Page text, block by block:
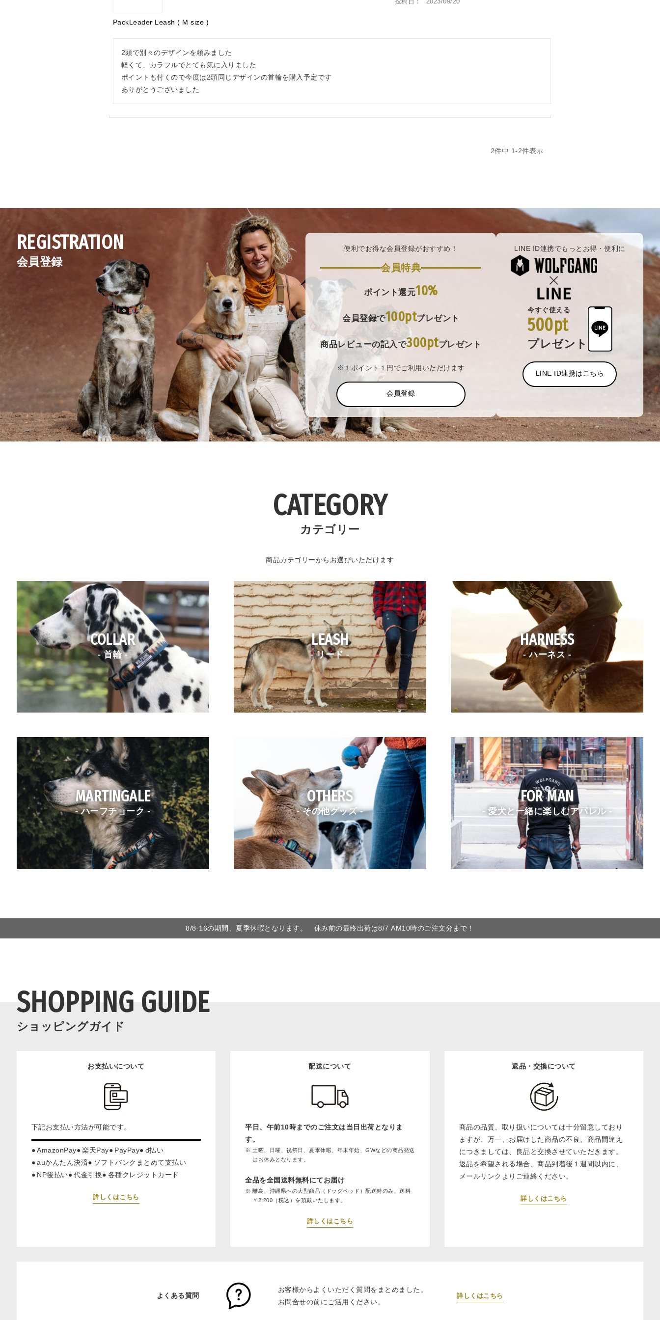
PackLeader Leash ( M size )
2頭で別々のデザインを頼みました
軽くて、カラフルでとても気に入りました
ポイントも付くので今度は2頭同じデザインの首輪を購入予定です
ありがとうございました
2件中 1-2件表示
REGISTRATION
会員登録
便利でお得な会員登録がおすすめ！
会員特典
ポイント還元10%
会員登録で100ptプレゼント
商品レビューの記入で300ptプレゼント
※１ポイント１円でご利用いただけます
会員登録
LINE ID連携でもっとお得・便利に
今すぐ使える
500pt
プレゼント
LINE ID連携はこちら
CATEGORY
カテゴリー
商品カテゴリーからお選びいただけます
COLLAR
- 首輪 -
LEASH
- リード -
HARNESS
- ハーネス -
MARTINGALE
- ハーフチョーク -
OTHERS
- その他グッズ -
FOR MAN
- 愛犬と一緒に楽しむアパレル -
8/8-16の期間、夏季休暇となります。 休み前の最終出荷は8/7 AM10時のご注文分まで！
SHOPPING GUIDE
ショッピングガイド
お支払いについて
下記お支払い方法が可能です。
AmazonPay 楽天Pay PayPay
d払い
auかんたん決済
ソフトバンクまとめて支払い
NP後払い
代金引換 各種クレジットカード
詳しくはこちら
配送について
平日、午前10時までのご注文は当日出荷となりま
す。
土曜、日曜、祝祭日、夏季休暇、年末年始、GWなどの商品発送
はお休みとなります。
全品を全国送料無料にてお届け
離島、沖縄県への大型商品（ドッグベッド）配送時のみ、送料
￥2,200（税込）を頂戴いたします。
詳しくはこちら
返品・交換について
商品の品質、取り扱いについては十分留意しており
ますが、万一、お届けした商品の不良、商品間違え
につきましては、良品と交換させていただきます。
返品を希望される場合、商品到着後１週間以内に、
メールリンクよりご連絡ください。
詳しくはこちら
よくある質問
お客様からよくいただく質問をまとめました。
お問合せの前にご活用ください。
詳しくはこちら